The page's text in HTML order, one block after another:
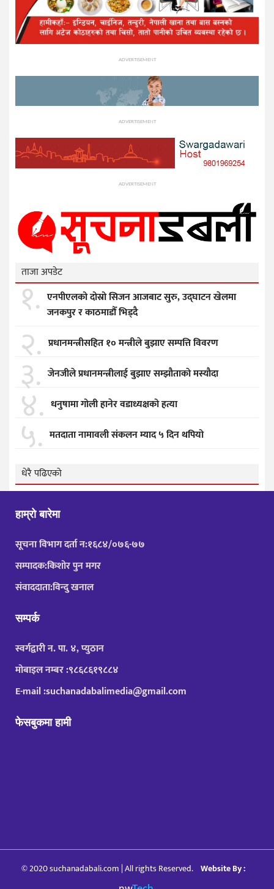
ADVERTISEMENT
ADVERTISEMENT
ADVERTISEMENT
ताजा अपडेट
१. एनपीएलको दोस्रो सिजन आजबाट सुरु, उद्घाटन खेलमा
जनकपुर र काठमाडौँ भिड्दै
२. प्रधानमन्त्रीसहित १० मन्त्रीले बुझाए सम्पत्ति विवरण
३. जेनजीले प्रधानमन्त्रीलाई बुझाए सम्झाैताकाे मस्याैदा
४. धनुषामा गोली हानेर वडाध्यक्षको हत्या
५. मतदाता नामावली संकलन म्याद ५ दिन थपियो
धेरै पढिएको
हाम्रो बारेमा
सूचना विभाग दर्ता न:१६८४/०७६-७७
सम्पादक:किशोर पुन मगर
संवाददाता:विन्दु खनाल
सम्पर्क
स्वर्गद्वारी न. पा. ४, प्युठान
मोबाइल नम्बर :९८६८६१९८८४
E-mail :suchanadabalimedia@gmail.com
फेसबुकमा हामी
© 2020 suchanadabali.com | All rights Reserved. Website By :